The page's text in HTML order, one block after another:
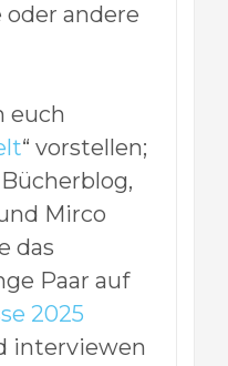
oder andere
euch
“ vorstellen;
Mirco
das
Paar auf
2025
interviewen